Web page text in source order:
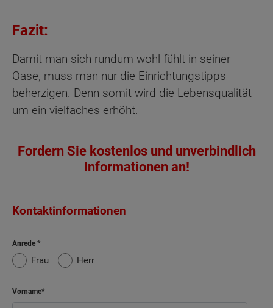
Fazit:
Damit man sich rundum wohl fühlt in seiner
Oase, muss man nur die Einrichtungstipps
beherzigen. Denn somit wird die Lebensqualität
um ein vielfaches erhöht.
Fordern Sie kostenlos und unverbindlich
Informationen an!
Kontaktinformationen
Anrede
Frau Herr
Vorname